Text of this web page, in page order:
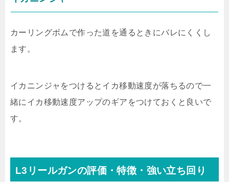
カーリングボムで作った道を通るときにバレにくくし
ます。
イカニンジャをつけるとイカ移動速度が落ちるので一
緒にイカ移動速度アップのギアをつけておくと良いで
す。
L3リールガンの評価・特徴・強い立ち回り